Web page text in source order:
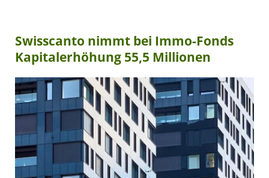
Swisscanto nimmt bei Immo-Fonds
Kapitalerhöhung 55,5 Millionen